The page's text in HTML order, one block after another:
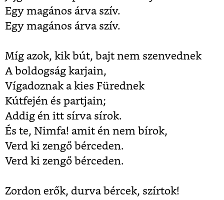
Egy magános árva szív.
Egy magános árva szív.
Míg azok, kik bút, bajt nem szenvednek
A boldogság karjain,
Vígadoznak a kies Fürednek
Kútfején és partjain;
Addig én itt sírva sírok.
És te, Nimfa! amit én nem bírok,
Verd ki zengő bérceden.
Verd ki zengő bérceden.
Zordon erők, durva bércek, szírtok!